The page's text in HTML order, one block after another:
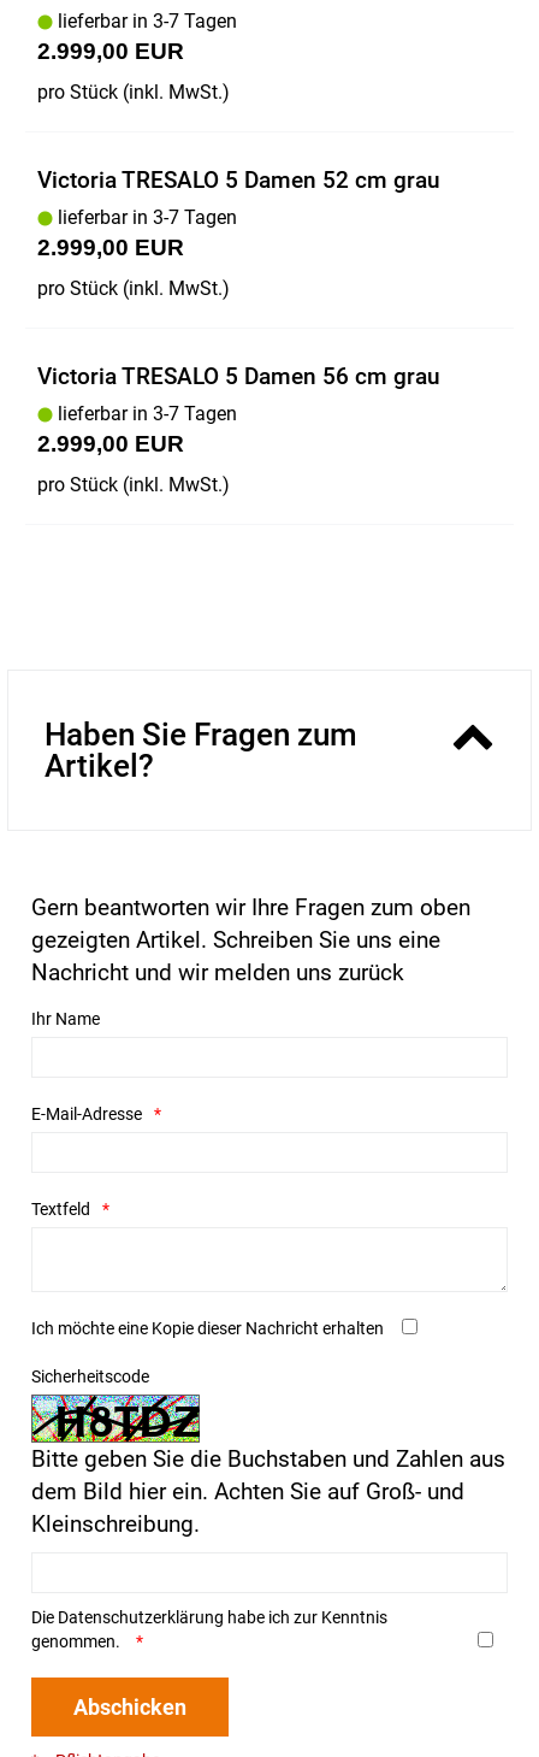
lieferbar in 3-7 Tagen
2.999,00 EUR
pro Stück (inkl. MwSt.)
Victoria TRESALO 5 Damen 52 cm grau
lieferbar in 3-7 Tagen
2.999,00 EUR
pro Stück (inkl. MwSt.)
Victoria TRESALO 5 Damen 56 cm grau
lieferbar in 3-7 Tagen
2.999,00 EUR
pro Stück (inkl. MwSt.)
Haben Sie Fragen zum
Artikel?
Gern beantworten wir Ihre Fragen zum oben
gezeigten Artikel. Schreiben Sie uns eine
Nachricht und wir melden uns zurück
Ihr Name
E-Mail-Adresse
Textfeld
Ich möchte eine Kopie dieser Nachricht erhalten
Sicherheitscode
Bitte geben Sie die Buchstaben und Zahlen aus
dem Bild hier ein. Achten Sie auf Groß- und
Kleinschreibung.
Die Datenschutzerklärung habe ich zur Kenntnis
genommen.
Abschicken